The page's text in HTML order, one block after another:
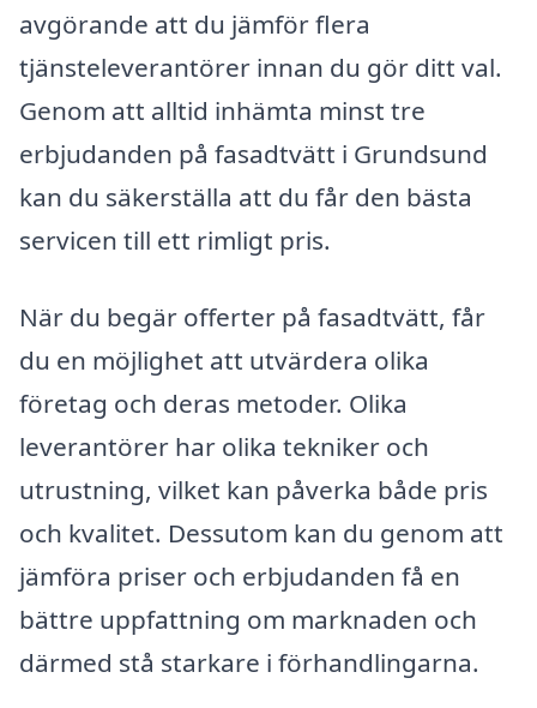
avgörande att du jämför flera
tjänsteleverantörer innan du gör ditt val.
Genom att alltid inhämta minst tre
erbjudanden på fasadtvätt i Grundsund
kan du säkerställa att du får den bästa
servicen till ett rimligt pris.
När du begär offerter på fasadtvätt, får
du en möjlighet att utvärdera olika
företag och deras metoder. Olika
leverantörer har olika tekniker och
utrustning, vilket kan påverka både pris
och kvalitet. Dessutom kan du genom att
jämföra priser och erbjudanden få en
bättre uppfattning om marknaden och
därmed stå starkare i förhandlingarna.